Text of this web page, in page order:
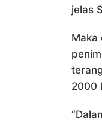
jelas
Maka
2000